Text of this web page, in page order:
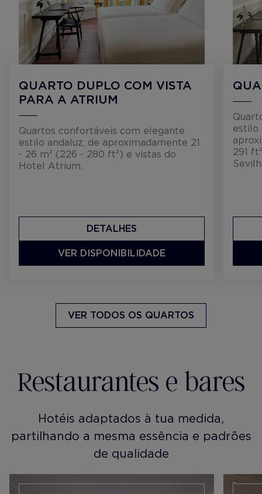
QUARTO DUPLO COM VISTA
PARA A ATRIUM
Quartos confortáveis ​​com elegante
estilo andaluz, de aproximadamente 21
- 26 m² (226 - 280 ft²) e vistas do
Hotel Atrium.
DETALHES
VER DISPONIBILIDADE
estilo
291
VER TODOS OS QUARTOS
Restaurantes e bares
Hotéis adaptados à tua medida,
partilhando a mesma essência e padrões
de qualidade